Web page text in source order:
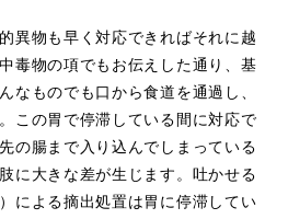
異物も早く対応できればそれに越
毒物の項でもお伝えした通り、基
なものでも口から食道を通過し、
この胃で停滞している間に対応で
の腸まで入り込んでしまっている
に大きな差が生じます。吐かせる
による摘出処置は胃に停滞してい